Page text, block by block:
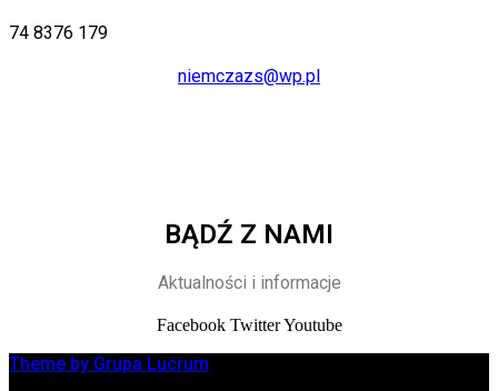
74 8376 179
niemczazs@wp.pl
BĄDŹ Z NAMI
Aktualności i informacje
Facebook Twitter Youtube
Theme by Grupa Lucrum